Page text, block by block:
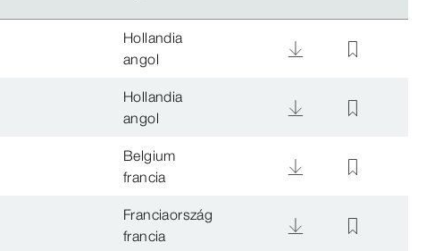
Hollandia
angol
Hollandia
angol
Belgium
francia
Franciaország
francia